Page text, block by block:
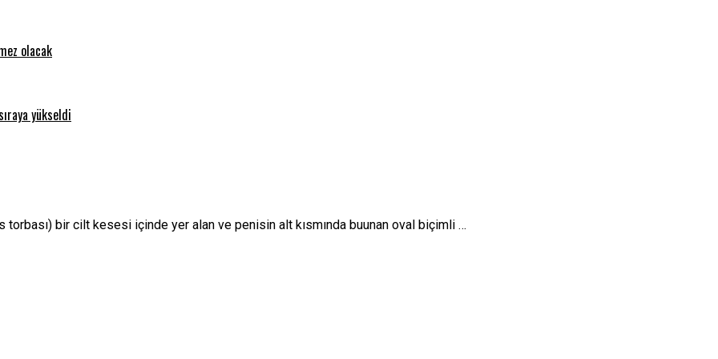
olacak
yükseldi
bir cilt kesesi içinde yer alan ve penisin alt kısmında buunan oval biçimli …